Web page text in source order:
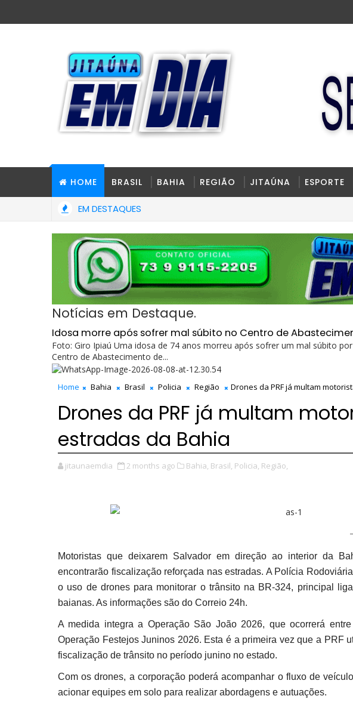
HOME BRASIL BAHIA REGIÃO JITAÚNA ESPORTE
EM DESTAQUES
Dois jovens ficam feridos após colisão entre carro e caminhão na BR-330, no
Notícias em Destaque.
Idosa morre após sofrer mal súbito no Centro de
Foto: Giro Ipiaú Uma idosa de 74 anos morreu após sofrer um mal súbito
Centro de Abastecimento de...
Home Bahia Brasil Policia Região Drones da PRF já multam
Drones da PRF já multam
estradas da Bahia
jitaunaemdia 2 months ago Bahia, Brasil, Policia, Região,
Motoristas que deixarem Salvador em direção ao interior da
encontrarão fiscalização reforçada nas estradas. A Polícia
o uso de drones para monitorar o trânsito na BR-324, principal
baianas. As informações são do Correio 24h.
A medida integra a Operação São João 2026, que ocorrerá
Operação Festejos Juninos 2026. Esta é a primeira vez que a PRF
fiscalização de trânsito no período junino no estado.
Com os drones, a corporação poderá acompanhar o fluxo de
acionar equipes em solo para realizar abordagens e autuações.